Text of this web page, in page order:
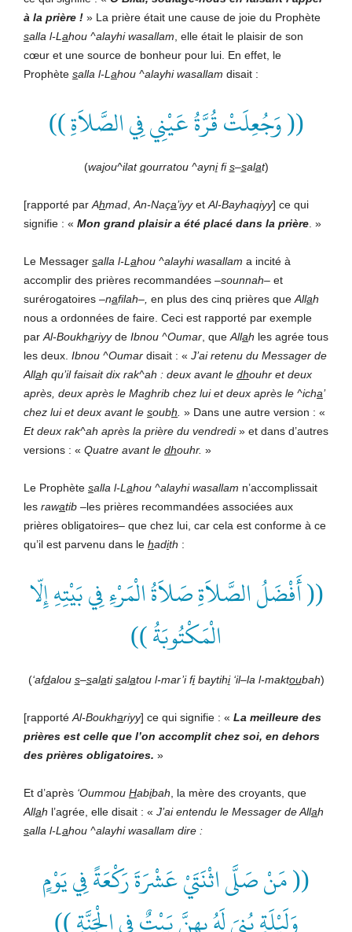
à la prière ! » La prière était une cause de joie du Prophète
salla l-L ahou ^alayhi wasallam , elle était le plaisir de son
cœur et une source de bonheur pour lui. En effet, le
Prophète salla l-L ahou ^alayhi wasallam disait :
(( وَجُعِلَتْ قُرَّةُ عَيْنِي فِي الصَّلاَةِ ))
(wajou^ilatqourratou ^aynifis–salat)
[rapporté par Ahmad An-Naça’iyyet Al-Bayhaqiyy] ce qui
signifie : « Mon grand plaisira été placé dans la prière . »
Le Messager salla l-L ahou ^alayhi wasallam a incité à
accomplir des prières recommandées –sounnah– et
surérogatoires –nafilah–, en plus des cinq prières que Allah
nous a ordonnées de faire. Ceci est rapporté par exemple
par Al-Boukhariyyde Ibnou ^Oumar , que Allah les agrée tous
les deux. Ibnou ^Oumar disait : « J’ai retenu du Messager de
Allah qu’il faisait dix rak^ah : deux avantle dhouhr et deux
après, deux après le Maghrib chez lui et deux après le ^icha’
chez lui et deux avantle soubh » Dans une autre version : «
Et deux rak^ah après la prière du vendredi» et dans d’autres
versions : « Quatre avantle dhouhr. »
Le Prophète salla l-L ahou ^alayhi wasallam n’accomplissait
les rawatib –les prières recommandées associées aux
prières obligatoires– que chez lui, car cela est conforme à ce
qu’il est parvenu dans le hadith :
(( أَفْضَلُ الصَّلاَةِ صَلاَةُ الْمَرْءِ فِي بَيْتِهِ إِلّا
الْمَكْتُوبَةُ ))
(‘afdalou s–salatisalatou l-mar’i fibaytihi‘il–la l-maktoubah)
[rapporté Al-Boukhariyy] ce qui signifie : « La meilleure des
prières est celle que l’on accomplit chez soi, en dehors
des prières obligatoires. »
Et d’après ‘Oummou Habibah , la mère des croyants, que
Allah l’agrée, elle disait : « J’ai entendu le Messager deAllah
salla l-L ahou ^alayhi wasallam dire :
(( مَنْ صَلَّى اثْنَتَيْ عَشْرَةَ رَكْعَةً فِي يَوْمٍ
وَلَيْلَةٍ بُنِيَ لَهُ بِهِنَّ بَيْتٌ فِي الْجَنَّةِ ))